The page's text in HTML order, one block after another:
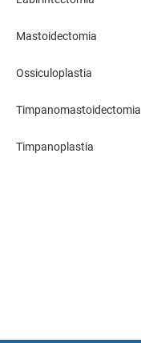
Mastoidectomia
Ossiculoplastia
Timpanomastoidectomia
Timpanoplastia